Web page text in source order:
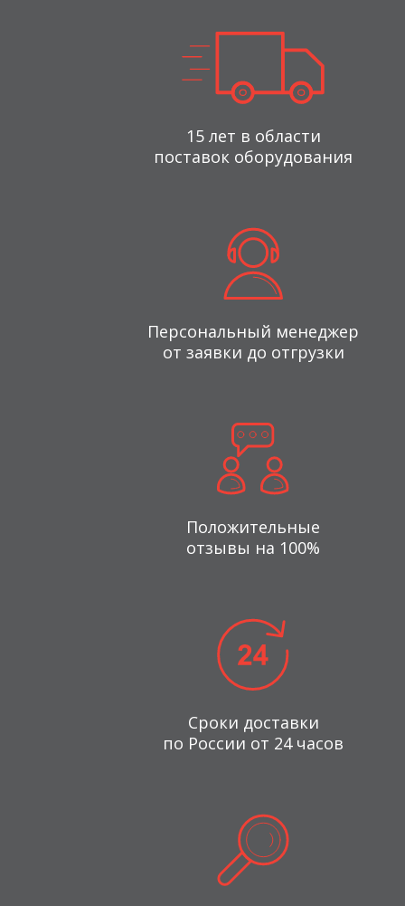
15 лет в области
поставок оборудования
Персональный менеджер
от заявки до отгрузки
Положительные
отзывы на 100%
Сроки доставки
по России от 24 часов